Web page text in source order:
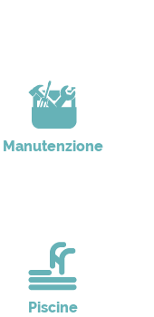
Manutenzione
Piscine